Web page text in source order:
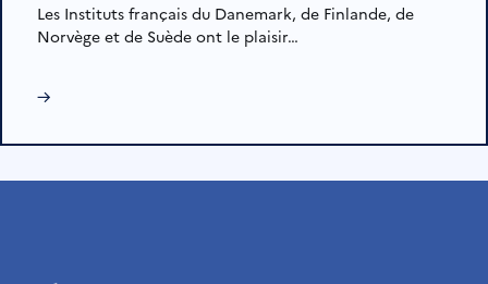
Les Instituts français du Danemark, de Finlande, de
Norvège et de Suède ont le plaisir…
→